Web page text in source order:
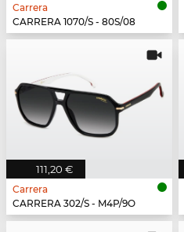
Carrera
CARRERA 1070/S - 80S/08
111,20 €
Carrera
CARRERA 302/S - M4P/9O